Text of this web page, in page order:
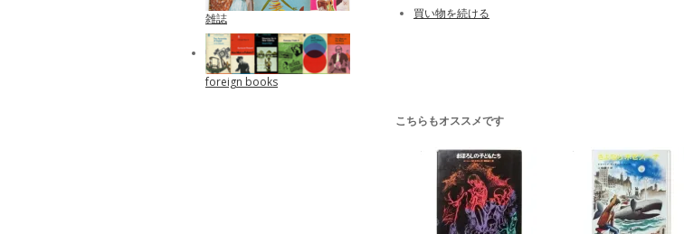
買い物を続ける
こちらもオススメです
雑誌
foreign books